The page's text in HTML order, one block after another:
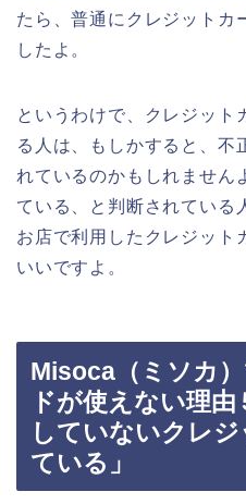
たら、普通にクレジットカ
したよ。
というわけで、クレジット
る人は、もしかすると、不
れているのかもしれません
ている、と判断されている
お店で利用したクレジット
いいですよ。
Misoca（ミソカ
ドが使えない理
していないクレ
ている」